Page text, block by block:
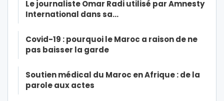
Le journaliste Omar Radi utilisé par Amnesty
International dans sa…
Covid-19 : pourquoi le Maroc a raison de ne
pas baisser la garde
Soutien médical du Maroc en Afrique : de la
parole aux actes